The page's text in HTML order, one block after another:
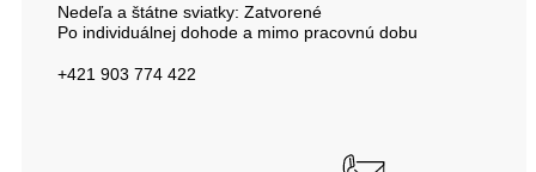
Nedeľa a štátne sviatky: Zatvorené
Po individuálnej dohode a mimo pracovnú dobu
+421 903 774 422